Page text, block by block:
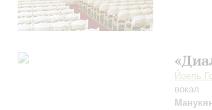
Йоель
вокал